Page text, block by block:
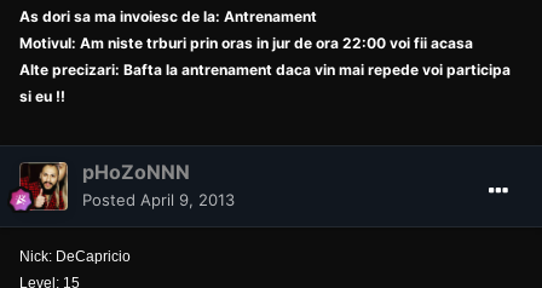
As dori sa ma invoiesc de la: Antrenament
Motivul: Am niste trburi prin oras in jur de ora 22:00 voi fii acasa
Alte precizari: Bafta la antrenament daca vin mai repede voi participa
si eu !!
pHoZoNNN
Posted April 9, 2013
Nick: DeCapricio
Level: 15